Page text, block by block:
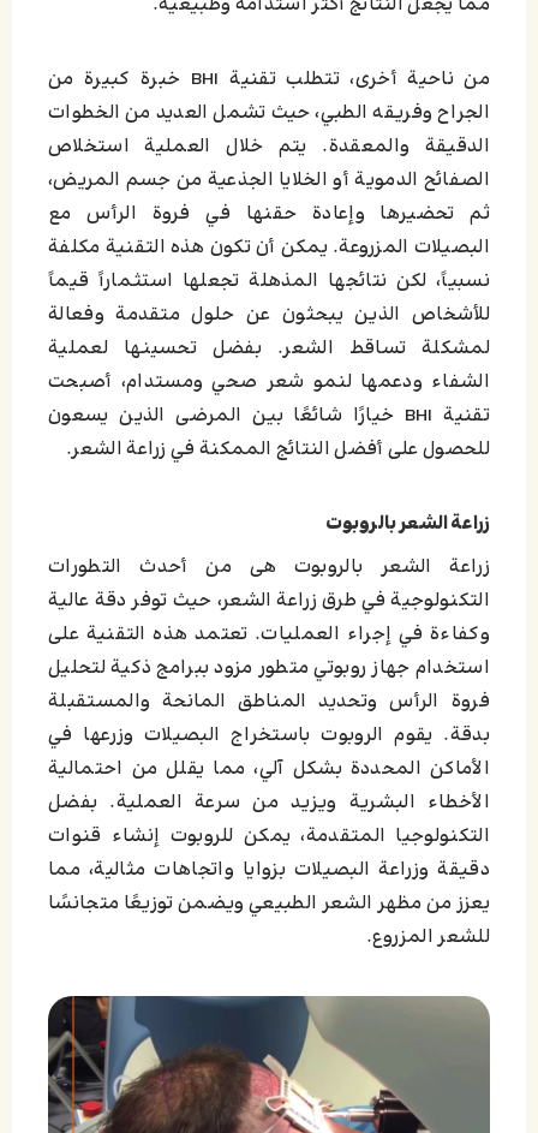
من ناحية أخرى، تتطلب تقنية BHI خبرة كبيرة من
الجراح وفريقه الطبي، حيث تشمل العديد من الخطوات
الدقيقة والمعقدة. يتم خلال العملية استخلاص
الصفائح الدموية أو الخلايا الجذعية من جسم المريض،
ثم تحضيرها وإعادة حقنها في فروة الرأس مع
البصيلات المزروعة. يمكن أن تكون هذه التقنية مكلفة
نسبياً، لكن نتائجها المذهلة تجعلها استثماراً قيماً
للأشخاص الذين يبحثون عن حلول متقدمة وفعالة
لمشكلة تساقط الشعر. بفضل تحسينها لعملية
الشفاء ودعمها لنمو شعر صحي ومستدام، أصبحت
تقنية BHI خيارًا شائعًا بين المرضى الذين يسعون
للحصول على أفضل النتائج الممكنة في زراعة الشعر.
زراعة الشعر بالروبوت
زراعة الشعر بالروبوت هی من أحدث التطورات
التكنولوجية في طرق زراعة الشعر، حيث توفر دقة عالية
وكفاءة في إجراء العمليات. تعتمد هذه التقنية على
استخدام جهاز روبوتي متطور مزود ببرامج ذكية لتحليل
فروة الرأس وتحديد المناطق المانحة والمستقبلة
بدقة. يقوم الروبوت باستخراج البصيلات وزرعها في
الأماكن المحددة بشكل آلي، مما يقلل من احتمالية
الأخطاء البشرية ويزيد من سرعة العملية. بفضل
التكنولوجيا المتقدمة، يمكن للروبوت إنشاء قنوات
دقيقة وزراعة البصيلات بزوايا واتجاهات مثالية، مما
يعزز من مظهر الشعر الطبيعي ويضمن توزيعًا متجانسًا
للشعر المزروع.